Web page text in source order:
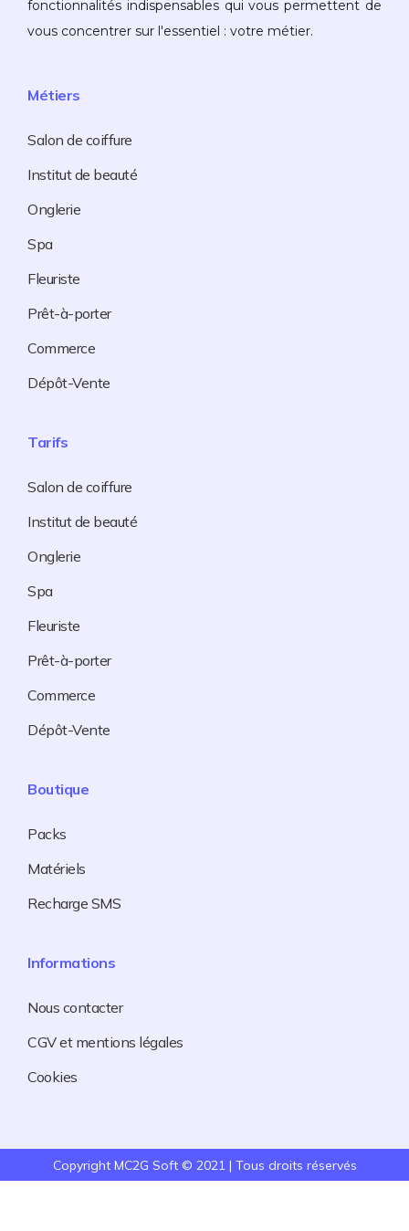
fonctionnalités indispensables qui vous permettent de
vous concentrer sur l'essentiel : votre métier.
Métiers
Salon de coiffure
Institut de beauté
Onglerie
Spa
Fleuriste
Prêt-à-porter
Commerce
Dépôt-Vente
Tarifs
Salon de coiffure
Institut de beauté
Onglerie
Spa
Fleuriste
Prêt-à-porter
Commerce
Dépôt-Vente
Boutique
Packs
Matériels
Recharge SMS
Informations
Nous contacter
CGV et mentions légales
Cookies
Copyright MC2G Soft © 2021 | Tous droits réservés